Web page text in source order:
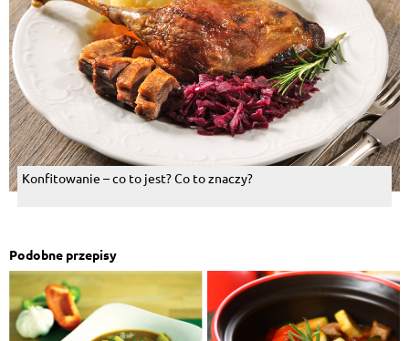
Konfitowanie – co to jest? Co to znaczy?
Podobne przepisy